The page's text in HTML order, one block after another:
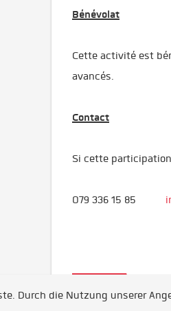
Bénévolat
Cette activité est
avancés.
Contact
Si cette
079 336 15 85
Durch die Nutzung unserer